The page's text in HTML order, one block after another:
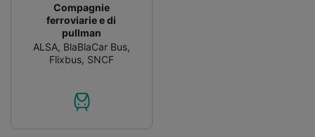
Compagnie
ferroviarie e di
pullman
ALSA, BlaBlaCar Bus,
Flixbus, SNCF